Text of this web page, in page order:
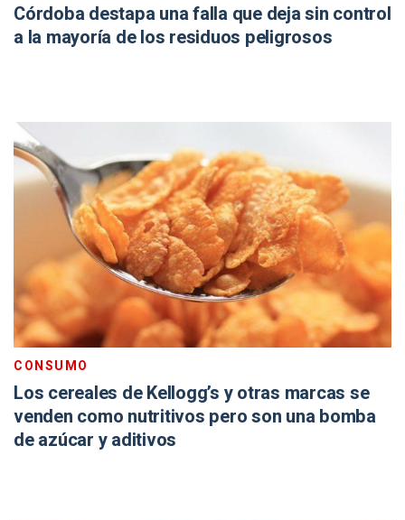
Córdoba destapa una falla que deja sin control
a la mayoría de los residuos peligrosos
CONSUMO
Los cereales de Kellogg’s y otras marcas se
venden como nutritivos pero son una bomba
de azúcar y aditivos